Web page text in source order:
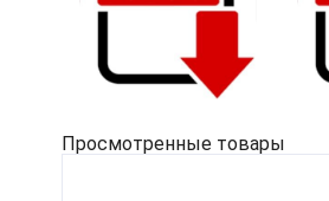
Просмотренные товары